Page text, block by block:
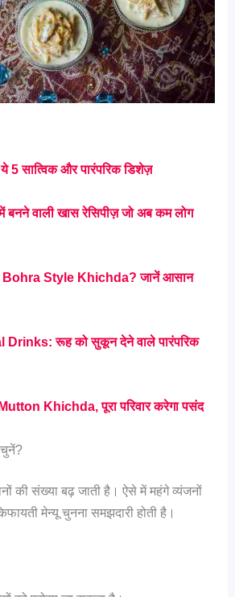
5 सात्विक और पारंपरिक डिशेज़
बनने वाली खास रेसिपीज़ जो अब कम लोग
Bohra Style Khichda? जानें आसान
रूह को सुकून देने वाले पारंपरिक
Khichda, पूरा परिवार करेगा पसंद
की संख्या बढ़ जाती है। ऐसे में महंगे व्यंजनों
मेन्यू चुनना समझदारी होती है।